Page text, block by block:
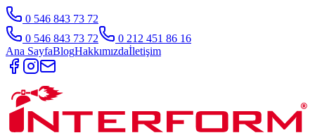
0 546 843 73 72
0 546 843 73 72
0 212 451 86 16
Ana SayfaBlogHakkımızdaİletişim